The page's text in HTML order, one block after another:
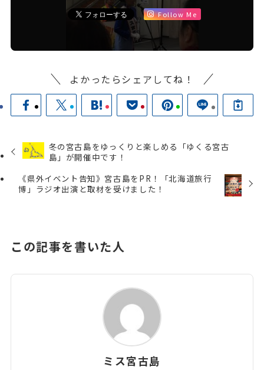
Follow Me
よかったらシェアしてね！
冬の宮古島をゆっくりと楽しめる「ゆくる宮古
島」が開催中です！
《県外イベント告知》宮古島をPR！「北海道旅行
博」ラジオ出演と取材を受けました！
この記事を書いた人
ミス宮古島